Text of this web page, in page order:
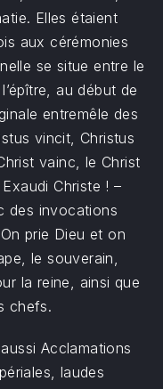
Elles étaient
aux cérémonies
se situe entre le
au début de
entremêle des
vincit, Christus
vainc, le Christ
Christe ! –
des invocations
prie Dieu et on
le souverain,
la reine, ainsi que
chefs.
Acclamations
laudes